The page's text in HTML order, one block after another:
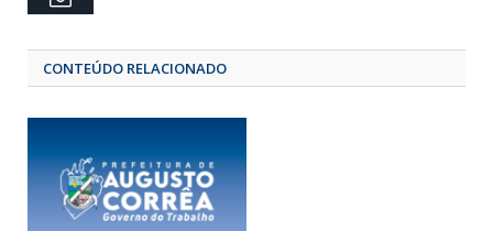
CONTEÚDO RELACIONADO